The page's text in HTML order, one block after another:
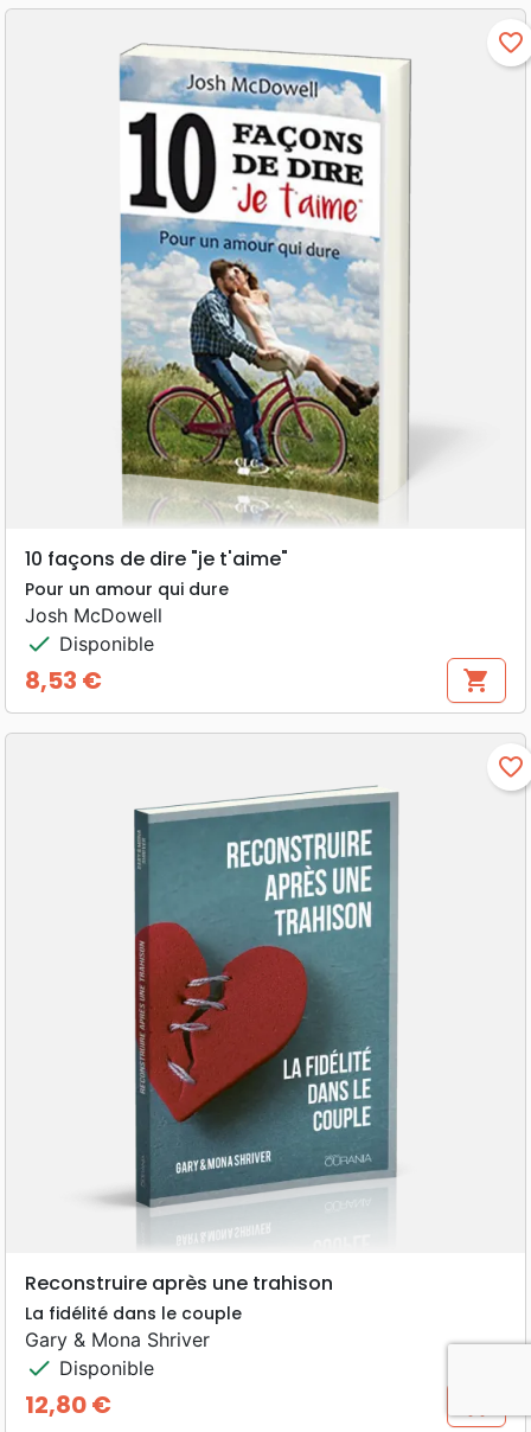
favorite_border
10 façons de dire "je t'aime"
Pour un amour qui dure
Josh McDowell
check Disponible
Prix
8,53 € shopping_cart
favorite_border
Reconstruire après une trahison
La fidélité dans le couple
Gary & Mona Shriver
check Disponible
Prix
12,80 €